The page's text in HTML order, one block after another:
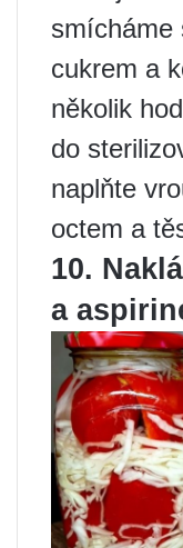
smícháme
cukrem a
několik
do
naplňte
octem a
10.
a